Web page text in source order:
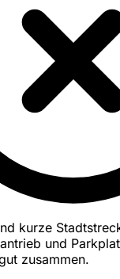
kurze
und
zusammen.